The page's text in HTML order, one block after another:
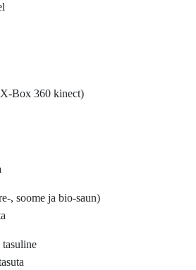
Box 360 kinect)
, soome ja bio-saun)